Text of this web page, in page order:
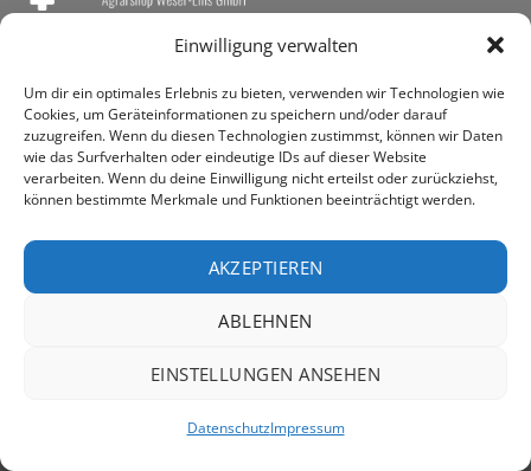
Einwilligung verwalten
Um dir ein optimales Erlebnis zu bieten, verwenden wir Technologien wie
Cookies, um Geräteinformationen zu speichern und/oder darauf
zuzugreifen. Wenn du diesen Technologien zustimmst, können wir Daten
wie das Surfverhalten oder eindeutige IDs auf dieser Website
verarbeiten. Wenn du deine Einwilligung nicht erteilst oder zurückziehst,
können bestimmte Merkmale und Funktionen beeinträchtigt werden.
AKZEPTIEREN
ABLEHNEN
EINSTELLUNGEN ANSEHEN
DatenschutzImpressum
awe ist heute auf vielen Höfen die 1. Adresse, wenn es
PayPal Rechung
AWE - Agrarshop Weser-Ems GmbH